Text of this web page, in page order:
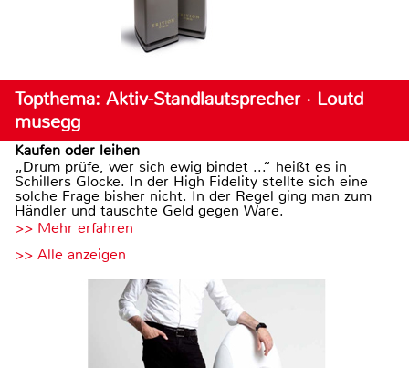
Topthema: Aktiv-Standlautsprecher · Loutd
musegg
Kaufen oder leihen
„Drum prüfe, wer sich ewig bindet ...“ heißt es in
Schillers Glocke. In der High Fidelity stellte sich eine
solche Frage bisher nicht. In der Regel ging man zum
Händler und tauschte Geld gegen Ware.
>> Mehr erfahren
>> Alle anzeigen